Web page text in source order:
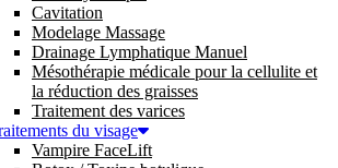
Cavitation
Modelage Massage
Drainage Lymphatique Manuel
Mésothérapie médicale pour la cellulite et
la réduction des graisses
Traitement des varices
du visage
Vampire FaceLift